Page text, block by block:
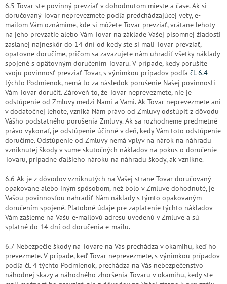
6.5 Tovar ste povinný prevziať v dohodnutom mieste a čase. Ak si
doručovaný Tovar neprevezmete podľa predchádzajúcej vety, e-
mailom Vám oznámime, kde si môžete Tovar prevziať, vrátane lehoty
na jeho prevzatie alebo Vám Tovar na základe Vašej písomnej žiadosti
zaslanej najneskôr do 14 dní od kedy ste si mali Tovar prevziať,
opätovne doručíme, pričom sa zaväzujete nám uhradiť všetky náklady
spojené s opätovným doručením Tovaru. V prípade, kedy porušíte
svoju povinnosť prevziať Tovar, s výnimkou prípadov podľa čl. 6.4
týchto Podmienok, nemá to za následok porušenie Našej povinnosti
Vám Tovar doručiť. Zároveň to, že Tovar neprevezmete, nie je
odstúpenie od Zmluvy medzi Nami a Vami. Ak Tovar neprevezmete ani
v dodatočnej lehote, vzniká Nám právo od Zmluvy odstúpiť z dôvodu
Vášho podstatného porušenia Zmluvy. Ak sa rozhodneme predmetné
právo vykonať, je odstúpenie účinné v deň, kedy Vám toto odstúpenie
doručíme. Odstúpenie od Zmluvy nemá vplyv na nárok na náhradu
vzniknutej škody v sume skutočných nákladov na pokus o doručenie
Tovaru, prípadne ďalšieho nároku na náhradu škody, ak vznikne.
6.6 Ak je z dôvodov vzniknutých na Vašej strane Tovar doručovaný
opakovane alebo iným spôsobom, než bolo v Zmluve dohodnuté, je
Vašou povinnosťou nahradiť Nám náklady s týmto opakovaným
doručením spojené. Platobné údaje pre zaplatenie týchto nákladov
Vám zašleme na Vašu e-mailovú adresu uvedenú v Zmluve a sú
splatné do 14 dní od doručenia e-mailu.
6.7 Nebezpečie škody na Tovare na Vás prechádza v okamihu, keď ho
prevezmete. V prípade, keď Tovar neprevezmete, s výnimkou prípadov
podľa čl.4 týchto Podmienok, prechádza na Vás nebezpečenstvo
náhodnej skazy a náhodného zhoršenia Tovaru v okamihu, kedy ste